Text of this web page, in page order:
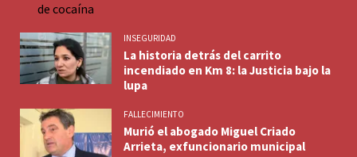
INSEGURIDAD
La historia detrás del carrito
incendiado en Km 8: la Justicia bajo la
lupa
FALLECIMIENTO
Murió el abogado Miguel Criado
Arrieta, exfuncionario municipal